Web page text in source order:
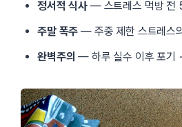
정서적 식사 — 스트레스 먹방 전
주말 폭주 — 주중 제한 스트레스
완벽주의 — 하루 실수 이후 포기